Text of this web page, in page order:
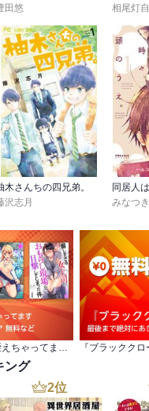
田悠
相尾灯自
木さんちの四兄弟。
沢志月
みなつき
ング
2位